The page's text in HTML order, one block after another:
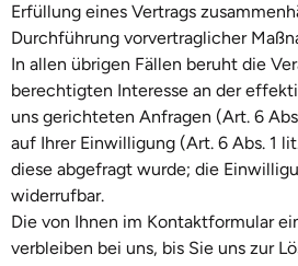
Erfüllung eines Vertrags
Durchführung vorvertraglicher
In allen übrigen Fällen beruht die
berechtigten Interesse an der
uns gerichteten Anfragen (Art. 6
auf Ihrer Einwilligung (Art. 6 Abs. 1
diese abgefragt wurde; die
widerrufbar.
Die von Ihnen im Kontaktformular
verbleiben bei uns, bis Sie uns zur